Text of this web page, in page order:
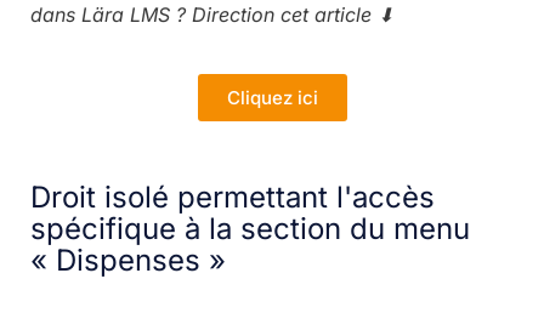
dans Lära LMS ? Direction cet article ⬇
Cliquez ici
Droit isolé permettant l'accès
spécifique à la section du menu
« Dispenses »